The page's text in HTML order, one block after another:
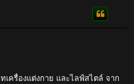
เครื่องแต่งกาย และไลฟ์สไตล์ จาก